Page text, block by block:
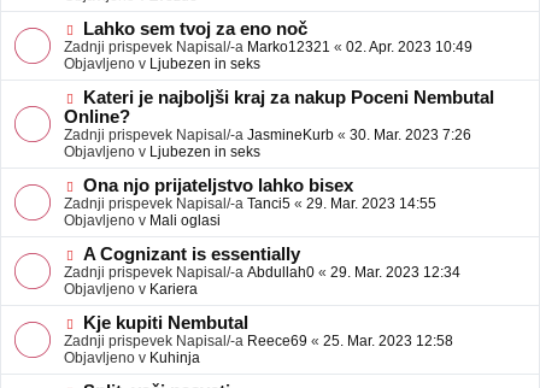
a
v
e
e
o
b
j
a
v
e
N
o
v
e
o
b
j
a
v
e
Lahko sem tvoj za eno noč
Zadnji prispevek Napisal/-a Marko12321 « 02. Apr. 2023 10:49
Objavljeno v Ljubezen in seks
N
o
v
e
o
b
j
a
v
Kateri je najboljši kraj za nakup Poceni Nembutal
Online?
Zadnji prispevek Napisal/-a JasmineKurb « 30. Mar. 2023 7:26
Objavljeno v Ljubezen in seks
N
o
v
e
o
b
j
a
v
e
Ona njo prijateljstvo lahko bisex
Zadnji prispevek Napisal/-a Tanci5 « 29. Mar. 2023 14:55
Objavljeno v Mali oglasi
N
o
v
e
o
b
j
a
A Cognizant is essentially
Zadnji prispevek Napisal/-a Abdullah0 « 29. Mar. 2023 12:34
Objavljeno v Kariera
N
o
v
e
Kje kupiti Nembutal
Zadnji prispevek Napisal/-a Reece69 « 25. Mar. 2023 12:58
Objavljeno v Kuhinja